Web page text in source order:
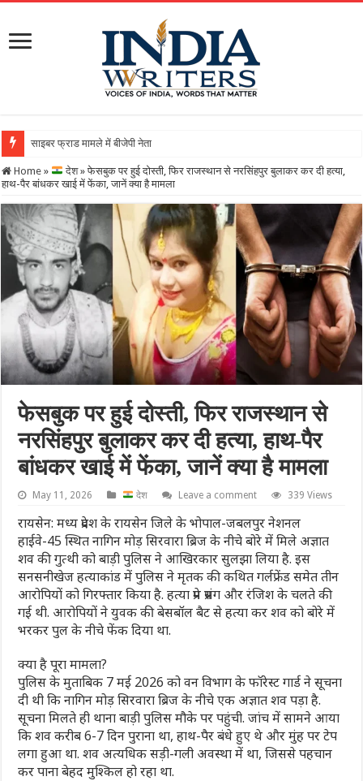
साइबर फ्राड मामले में बीजेपी नेता गिरफ्तारः 21 करोड़ की बड़ी ठगी, ज
Home » देश » फेसबुक पर हुई दोस्ती, फिर राजस्थान से नरसिंहपुर बुलाकर कर दी हत्या,
हाथ-पैर बांधकर खाई में फेंका, जानें क्या है मामला
फेसबुक पर हुई दोस्ती, फिर राजस्थान से
नरसिंहपुर बुलाकर कर दी हत्या, हाथ-पैर
बांधकर खाई में फेंका, जानें क्या है मामला
May 11, 2026 देश Leave a comment 339 Views
रायसेन: मध्य प्रदेश के रायसेन जिले के भोपाल-जबलपुर नेशनल
हाईवे-45 स्थित नागिन मोड़ सिरवारा ब्रिज के नीचे बोरे में मिले अज्ञात
शव की गुत्थी को बाड़ी पुलिस ने आखिरकार सुलझा लिया है. इस
सनसनीखेज हत्याकांड में पुलिस ने मृतक की कथित गर्लफ्रेंड समेत तीन
आरोपियों को गिरफ्तार किया है. हत्या प्रेम प्रसंग और रंजिश के चलते की
गई थी. आरोपियों ने युवक की बेसबॉल बैट से हत्या कर शव को बोरे में
भरकर पुल के नीचे फेंक दिया था.
क्या है पूरा मामला?
पुलिस के मुताबिक 7 मई 2026 को वन विभाग के फॉरेस्ट गार्ड ने सूचना
दी थी कि नागिन मोड़ सिरवारा ब्रिज के नीचे एक अज्ञात शव पड़ा है.
सूचना मिलते ही थाना बाड़ी पुलिस मौके पर पहुंची. जांच में सामने आया
कि शव करीब 6-7 दिन पुराना था, हाथ-पैर बंधे हुए थे और मुंह पर टेप
लगा हुआ था. शव अत्यधिक सड़ी-गली अवस्था में था, जिससे पहचान
कर पाना बेहद मुश्किल हो रहा था.